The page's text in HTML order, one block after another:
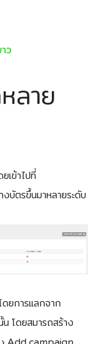
ว
ลาย
เข้าไปที่
บัตรขึ้นมาหลายระดับ
ดยการแลกจาก
โดยสมารถสร้าง